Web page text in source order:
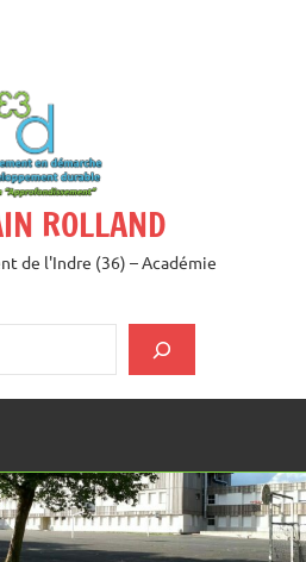
ROLLAND
de l'Indre (36) – Académie